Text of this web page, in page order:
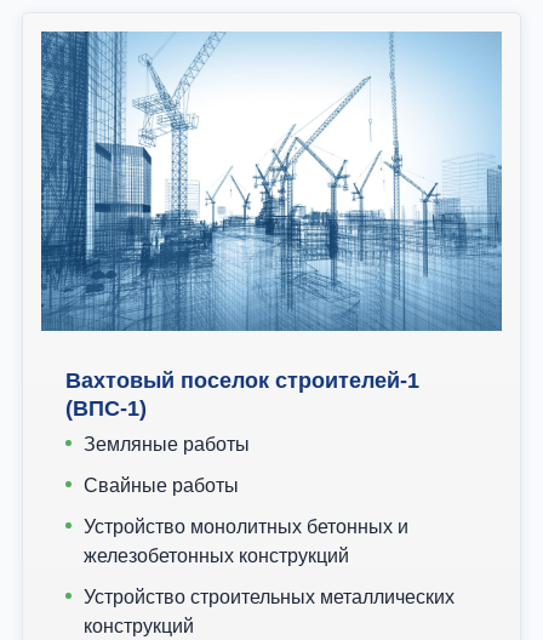
Вахтовый поселок строителей-1
(ВПС-1)
Земляные работы
Свайные работы
Устройство монолитных бетонных и
железобетонных конструкций
Устройство строительных металлических
конструкций